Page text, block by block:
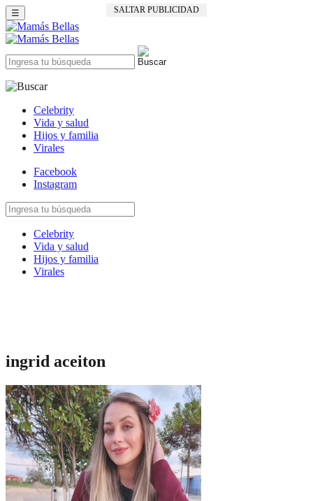
SALTAR PUBLICIDAD
☰
Celebrity
Vida y salud
Hijos y familia
Virales
Facebook
Instagram
Celebrity
Vida y salud
Hijos y familia
Virales
ingrid aceiton